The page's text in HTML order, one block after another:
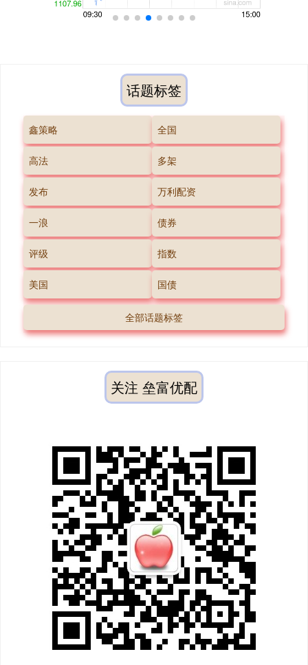
话题标签
鑫策略 全国
高法 多架
发布 万利配资
一浪 债券
评级 指数
美国 国债
全部话题标签
关注 垒富优配